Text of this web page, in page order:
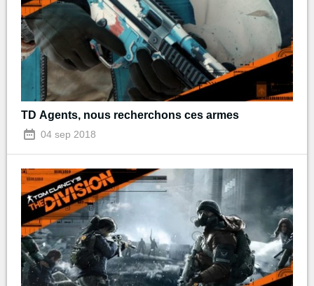
TD Agents, nous recherchons ces armes
04 sep 2018